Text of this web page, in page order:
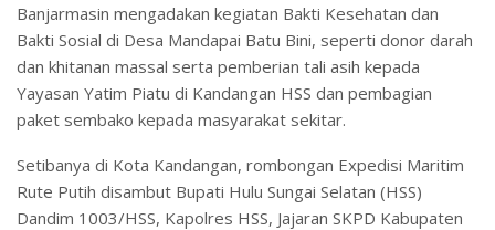
Banjarmasin mengadakan kegiatan Bakti Kesehatan dan
Bakti Sosial di Desa Mandapai Batu Bini, seperti donor darah
dan khitanan massal serta pemberian tali asih kepada
Yayasan Yatim Piatu di Kandangan HSS dan pembagian
paket sembako kepada masyarakat sekitar.
Setibanya di Kota Kandangan, rombongan Expedisi Maritim
Rute Putih disambut Bupati Hulu Sungai Selatan (HSS)
Dandim 1003/HSS, Kapolres HSS, Jajaran SKPD Kabupaten